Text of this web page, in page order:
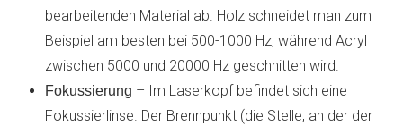
bearbeitenden Material ab. Holz schneidet man zum
Beispiel am besten bei 500-1000 Hz, während Acryl
zwischen 5000 und 20000 Hz geschnitten wird.
Fokussierung – Im Laserkopf befindet sich eine
Fokussierlinse. Der Brennpunkt (die Stelle, an der der